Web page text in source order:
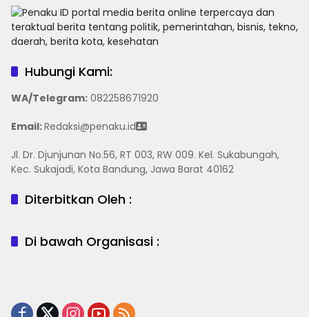
Hubungi Kami:
WA/Telegram: 082258671920
Email:Redaksi@penaku.id
Jl. Dr. Djunjunan No.56, RT 003, RW 009. Kel. Sukabungah,
Kec. Sukajadi, Kota Bandung, Jawa Barat 40162
Diterbitkan Oleh :
Di bawah Organisasi :